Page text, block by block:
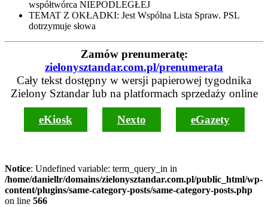
współtwórca NIEPODLEGŁEJ
TEMAT Z OKŁADKI: Jest Wspólna Lista Spraw. PSL
dotrzymuje słowa
Zamów prenumeratę:
zielonysztandar.com.pl/prenumerata
Cały tekst dostępny w wersji papierowej tygodnika
Zielony Sztandar lub na platformach sprzedaży online
eKiosk Nexto eGazety
Notice: Undefined variable: term_query_in in
/home/daniellr/domains/zielonysztandar.com.pl/public_html/wp-
content/plugins/same-category-posts/same-category-posts.php
on line 566